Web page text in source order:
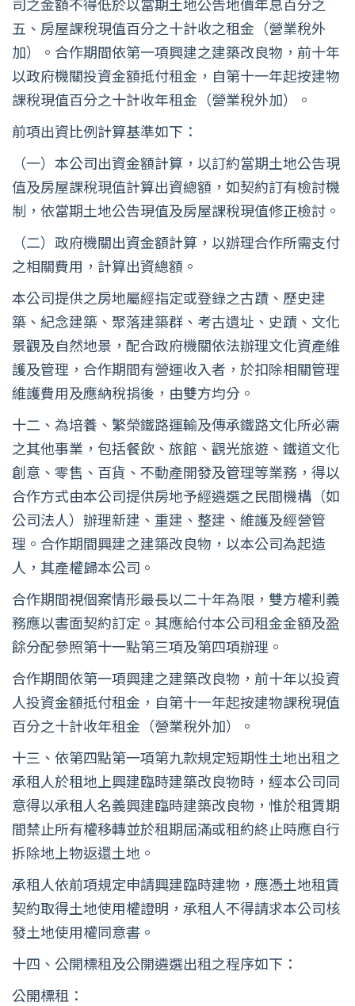
五、房屋課稅現值百分之十計收之租金（營業稅外
加）。合作期間依第一項興建之建築改良物，前十年
以政府機關投資金額抵付租金，自第十一年起按建物
課稅現值百分之十計收年租金（營業稅外加）。
前項出資比例計算基準如下：
（一）本公司出資金額計算，以訂約當期土地公告現
值及房屋課稅現值計算出資總額，如契約訂有檢討機
制，依當期土地公告現值及房屋課稅現值修正檢討。
（二）政府機關出資金額計算，以辦理合作所需支付
之相關費用，計算出資總額。
本公司提供之房地屬經指定或登錄之古蹟、歷史建
築、紀念建築、聚落建築群、考古遺址、史蹟、文化
景觀及自然地景，配合政府機關依法辦理文化資產維
護及管理，合作期間有營運收入者，於扣除相關管理
維護費用及應納稅捐後，由雙方均分。
十二、為培養、繁榮鐵路運輸及傳承鐵路文化所必需
之其他事業，包括餐飲、旅館、觀光旅遊、鐵道文化
創意、零售、百貨、不動產開發及管理等業務，得以
合作方式由本公司提供房地予經遴選之民間機構（如
公司法人）辦理新建、重建、整建、維護及經營管
理。合作期間興建之建築改良物，以本公司為起造
人，其產權歸本公司。
合作期間視個案情形最長以二十年為限，雙方權利義
務應以書面契約訂定。其應給付本公司租金金額及盈
餘分配參照第十一點第三項及第四項辦理。
合作期間依第一項興建之建築改良物，前十年以投資
人投資金額抵付租金，自第十一年起按建物課稅現值
百分之十計收年租金（營業稅外加）。
十三、依第四點第一項第九款規定短期性土地出租之
承租人於租地上興建臨時建築改良物時，經本公司同
意得以承租人名義興建臨時建築改良物，惟於租賃期
間禁止所有權移轉並於租期屆滿或租約終止時應自行
拆除地上物返還土地。
承租人依前項規定申請興建臨時建物，應憑土地租賃
契約取得土地使用權證明，承租人不得請求本公司核
發土地使用權同意書。
十四、公開標租及公開遴選出租之程序如下：
公開標租：